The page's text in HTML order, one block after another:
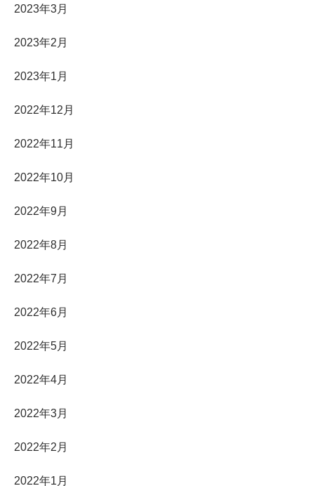
2023年3月
2023年2月
2023年1月
2022年12月
2022年11月
2022年10月
2022年9月
2022年8月
2022年7月
2022年6月
2022年5月
2022年4月
2022年3月
2022年2月
2022年1月